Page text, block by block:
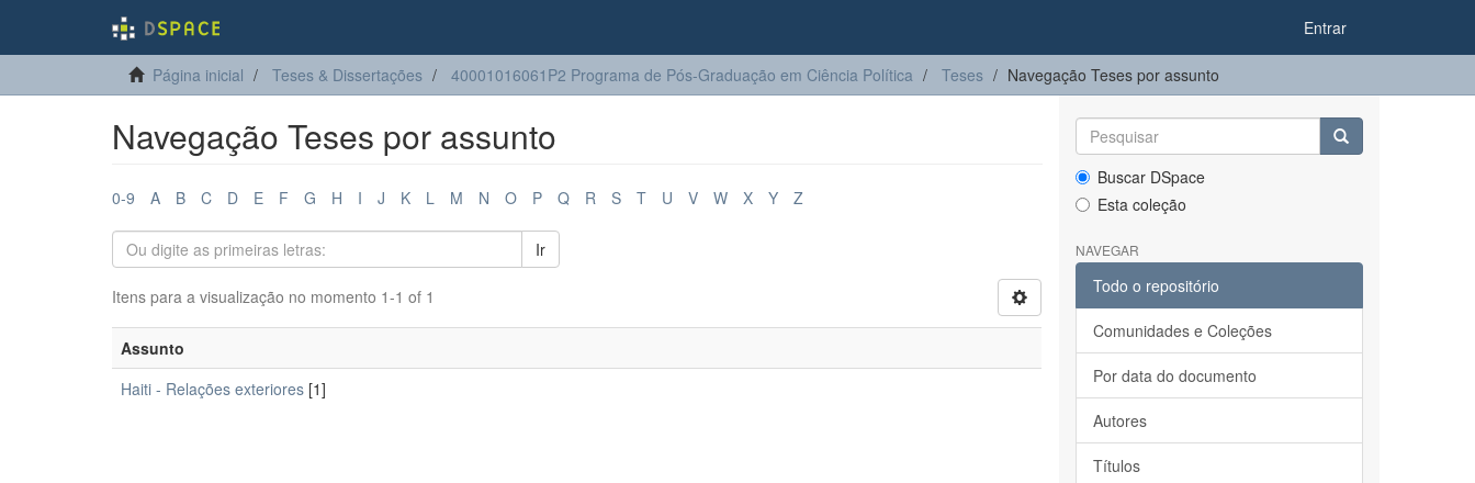
Entrar
Página inicial Teses & Dissertações 40001016061P2 Programa de Pós-Graduação em Ciência Política Teses Navegação Teses por assunto
Navegação Teses por assunto
0-9 A B C D E F G H I J K L M N O P Q R S T U V W X Y Z
Ir
Itens para a visualização no momento 1-1 of 1
Assunto
Haiti - Relações exteriores [1]
Buscar DSpace
Esta coleção
NAVEGAR
Todo o repositório
Comunidades e Coleções
Por data do documento
Autores
Títulos